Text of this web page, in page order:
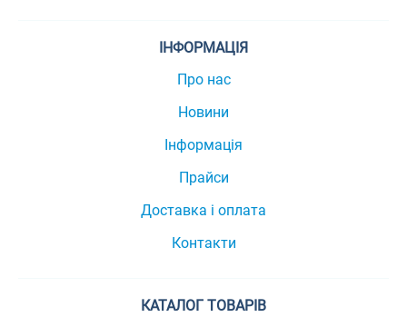
ІНФОРМАЦІЯ
Про нас
Новини
Інформація
Прайси
Доставка і оплата
Контакти
КАТАЛОГ ТОВАРІВ